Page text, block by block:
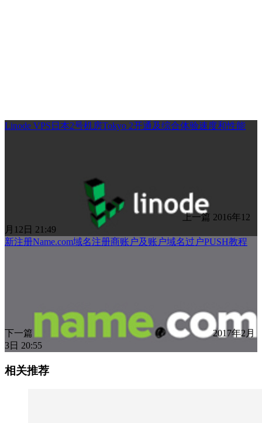
Linode VPS日本2号机房Tokyo 2开通及综合体验速度和性能
上一篇 2016年12
月12日 21:49
新注册Name.com域名注册商账户及账户域名过户PUSH教程
下一篇
2017年2月
3日 20:55
相关推荐